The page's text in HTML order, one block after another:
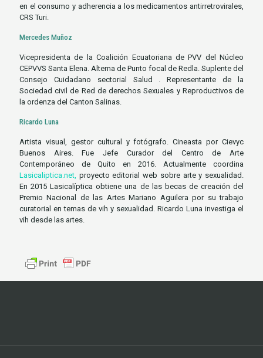
en el consumo y adherencia a los medicamentos antirretrovirales,
CRS Turi.
Mercedes Muñoz
Vicepresidenta de la Coalición Ecuatoriana de PVV del Núcleo
CEPVVS Santa Elena. Alterna de Punto focal de Redla. Suplente del
Consejo Cuidadano sectorial Salud . Representante de la
Sociedad civil de Red de derechos Sexuales y Reproductivos de
la ordenza del Canton Salinas.
Ricardo Luna
Artista visual, gestor cultural y fotógrafo. Cineasta por Cievyc
Buenos Aires. Fue Jefe Curador del Centro de Arte
Contemporáneo de Quito en 2016. Actualmente coordina
Lasicaliptica.net, proyecto editorial web sobre arte y sexualidad.
En 2015 Lasicalíptica obtiene una de las becas de creación del
Premio Nacional de las Artes Mariano Aguilera por su trabajo
curatorial en temas de vih y sexualidad. Ricardo Luna investiga el
vih desde las artes.